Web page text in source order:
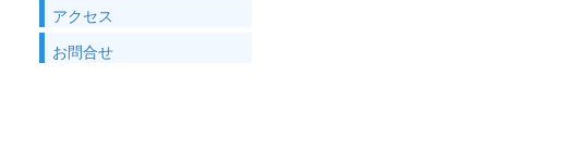
アクセス
お問合せ